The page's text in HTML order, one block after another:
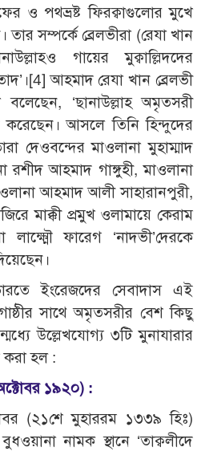
ও পথভ্রষ্ট ফিরক্বাগুলোর মুখে
তার সম্পর্কে ব্রেলভীরা (রেযা খান
গায়ের মুক্বাল্লিদদের
[4] আহমাদ রেযা খান ব্রেলভী
‘ছানাউল্লাহ অমৃতসরী
আসলে তিনি হিন্দুদের
দেওবন্দের মাওলানা মুহাম্মাদ
রশীদ আহমাদ গাঙ্গুহী, মাওলানা
আহমাদ আলী সাহারানপুরী,
মাক্কী প্রমুখ ওলামায়ে কেরাম
ফারেগ ‘নাদভী’দেরকে
ইংরেজদের সেবাদাস এই
সাথে অমৃতসরীর বেশ কিছু
উল্লেখযোগ্য ৩টি মুনাযারার
করা হল :
১৯২০) :
(২১শে মুহাররম ১৩৩৯ হিঃ)
নামক স্থানে ‘তাক্বলীদে